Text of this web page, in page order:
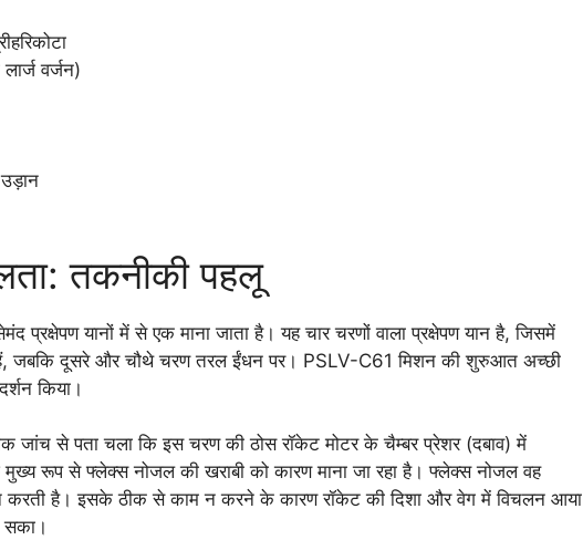
वर्जन)
तकनीकी पहलू
यानों में से एक माना जाता है। यह चार चरणों वाला प्रक्षेपण यान है, जिसमें
जबकि दूसरे और चौथे चरण तरल ईंधन पर। PSLV-C61 मिशन की शुरुआत अच्छी
किया।
जांच से पता चला कि इस चरण की ठोस रॉकेट मोटर के चैम्बर प्रेशर (दबाव) में
मुख्य रूप से फ्लेक्स नोजल की खराबी को कारण माना जा रहा है। फ्लेक्स नोजल वह
करती है। इसके ठीक से काम न करने के कारण रॉकेट की दिशा और वेग में विचलन आया
सका।